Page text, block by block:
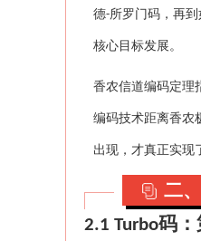
德-所罗门码，再
核心目标发展。
香农信道编码定理
编码技术距离香农
出现，才真正实现
二
2.1 Turbo码：